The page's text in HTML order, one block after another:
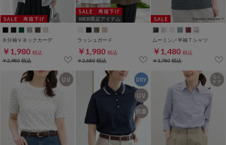
８分袖Ｖネックカーデ
￥1,980 税込
￥2,980税込
WEB限定アイテム
ラッシュガード
￥1,980 税込
￥2,680税込
ムーミン／半袖Ｔシャツ
￥1,480 税込
￥1,780税込